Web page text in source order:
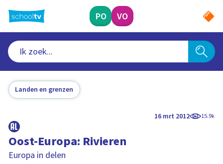
naar
hoofdinhoud
PO VO
Landen en grenzen
16 mrt 2012 15.9k
Oost-Europa: Rivieren
Europa in delen